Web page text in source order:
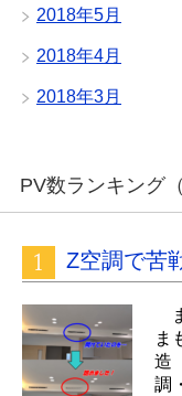
2018年5月
2018年4月
2018年3月
PV数ランキング
Z空調で苦
ま
造
調